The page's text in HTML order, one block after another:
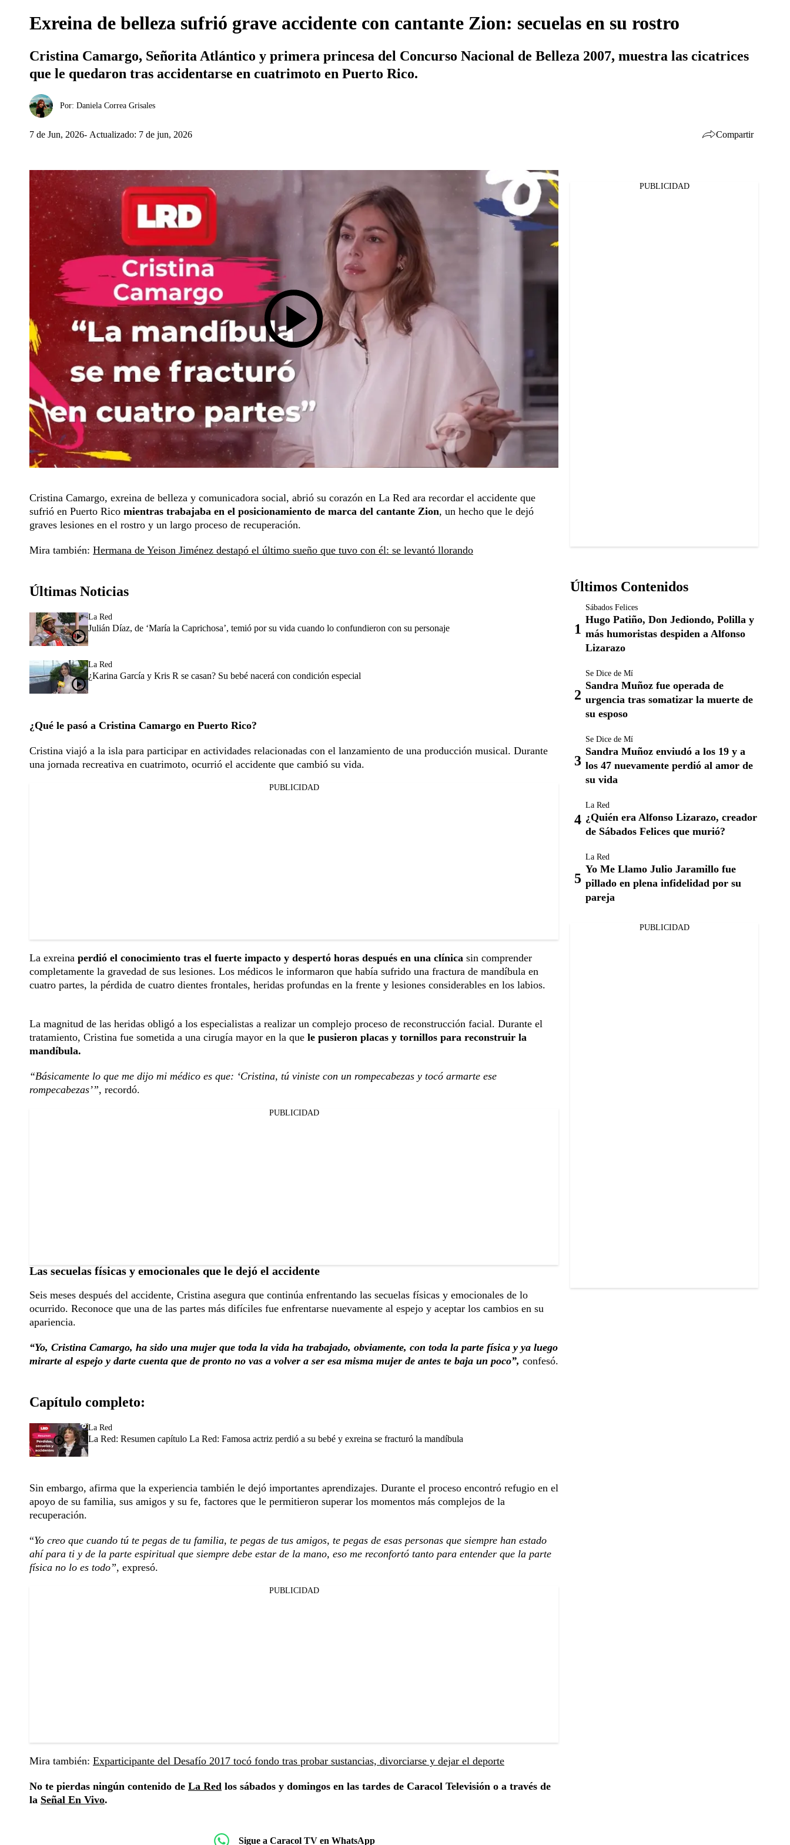
Exreina de belleza sufrió grave accidente con cantante Zion: secuelas en su rostro
Cristina Camargo, Señorita Atlántico y primera princesa del Concurso Nacional de Belleza 2007, muestra las cicatrices
que le quedaron tras accidentarse en cuatrimoto en Puerto Rico.
Por: Daniela Correa Grisales
7 de Jun, 2026 Actualizado: 7 de jun, 2026 Compartir
Facebook
Twitter
Whatsapp
Cristina Camargo, exreina de belleza y comunicadora social, abrió su corazón en La Red ara recordar el accidente que
sufrió en Puerto Rico mientras trabajaba en el posicionamiento de marca del cantante Zion, un hecho que le dejó
graves lesiones en el rostro y un largo proceso de recuperación.
Mira también: Hermana de Yeison Jiménez destapó el último sueño que tuvo con él: se levantó llorando
Últimas Noticias
La Red
Julián Díaz, de ‘María la Caprichosa’, temió por su vida cuando lo confundieron con su personaje
La Red
¿Karina García y Kris R se casan? Su bebé nacerá con condición especial
¿Qué le pasó a Cristina Camargo en Puerto Rico?
Cristina viajó a la isla para participar en actividades relacionadas con el lanzamiento de una producción musical. Durante
una jornada recreativa en cuatrimoto, ocurrió el accidente que cambió su vida.
PUBLICIDAD
La exreina perdió el conocimiento tras el fuerte impacto y despertó horas después en una clínica sin comprender
completamente la gravedad de sus lesiones. Los médicos le informaron que había sufrido una fractura de mandíbula en
cuatro partes, la pérdida de cuatro dientes frontales, heridas profundas en la frente y lesiones considerables en los labios.
La magnitud de las heridas obligó a los especialistas a realizar un complejo proceso de reconstrucción facial. Durante el
tratamiento, Cristina fue sometida a una cirugía mayor en la que le pusieron placas y tornillos para reconstruir la
mandíbula.
“Básicamente lo que me dijo mi médico es que: ‘Cristina, tú viniste con un rompecabezas y tocó armarte ese
rompecabezas’”, recordó.
PUBLICIDAD
Las secuelas físicas y emocionales que le dejó el accidente
Seis meses después del accidente, Cristina asegura que continúa enfrentando las secuelas físicas y emocionales de lo
ocurrido. Reconoce que una de las partes más difíciles fue enfrentarse nuevamente al espejo y aceptar los cambios en su
apariencia.
“Yo, Cristina Camargo, ha sido una mujer que toda la vida ha trabajado, obviamente, con toda la parte física y ya luego
mirarte al espejo y darte cuenta que de pronto no vas a volver a ser esa misma mujer de antes te baja un poco”, confesó.
Capítulo completo:
La Red
La Red: Resumen capítulo La Red: Famosa actriz perdió a su bebé y exreina se fracturó la mandíbula
Sin embargo, afirma que la experiencia también le dejó importantes aprendizajes. Durante el proceso encontró refugio en el
apoyo de su familia, sus amigos y su fe, factores que le permitieron superar los momentos más complejos de la
recuperación.
“Yo creo que cuando tú te pegas de tu familia, te pegas de tus amigos, te pegas de esas personas que siempre han estado
ahí para ti y de la parte espiritual que siempre debe estar de la mano, eso me reconfortó tanto para entender que la parte
física no lo es todo”, expresó.
PUBLICIDAD
Mira también: Exparticipante del Desafío 2017 tocó fondo tras probar sustancias, divorciarse y dejar el deporte
No te pierdas ningún contenido de La Red los sábados y domingos en las tardes de Caracol Televisión o a través de
la Señal En Vivo.
Sigue a Caracol TV en WhatsApp
PUBLICIDAD
Últimos Contenidos
Sábados Felices
Hugo Patiño, Don Jediondo, Polilla y
más humoristas despiden a Alfonso
Lizarazo
Se Dice de Mí
Sandra Muñoz fue operada de
urgencia tras somatizar la muerte de
su esposo
Se Dice de Mí
Sandra Muñoz enviudó a los 19 y a
los 47 nuevamente perdió al amor de
su vida
La Red
¿Quién era Alfonso Lizarazo, creador
de Sábados Felices que murió?
La Red
Yo Me Llamo Julio Jaramillo fue
pillado en plena infidelidad por su
pareja
PUBLICIDAD